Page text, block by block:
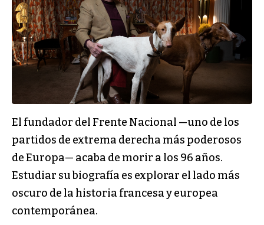
El fundador del Frente Nacional —uno de los
partidos de extrema derecha más poderosos
de Europa— acaba de morir a los 96 años.
Estudiar su biografía es explorar el lado más
oscuro de la historia francesa y europea
contemporánea.